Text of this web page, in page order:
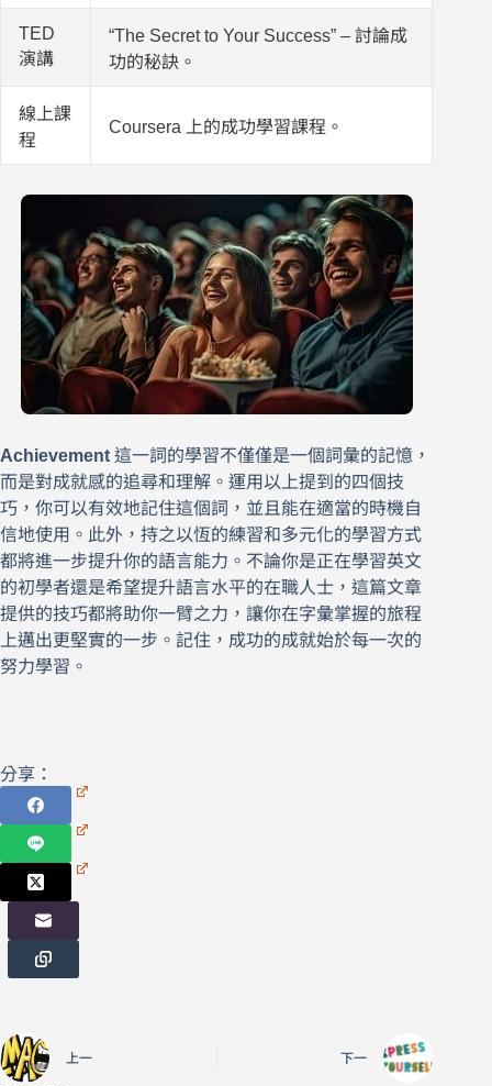
TED
演講
“The Secret to Your Success” – 討論成
功的秘訣。
線上課
程
Coursera 上的成功學習課程。
Achievement 這一詞的學習不僅僅是一個詞彙的記憶，
而是對成就感的追尋和理解。運用以上提到的四個技
巧，你可以有效地記住這個詞，並且能在適當的時機自
信地使用。此外，持之以恆的練習和多元化的學習方式
都將進一步提升你的語言能力。不論你是正在學習英文
的初學者還是希望提升語言水平的在職人士，這篇文章
提供的技巧都將助你一臂之力，讓你在字彙掌握的旅程
上邁出更堅實的一步。記住，成功的成就始於每一次的
努力學習。
分享：
上一 下一